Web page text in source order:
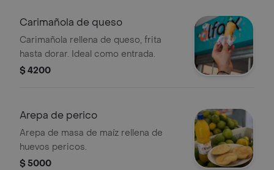
Carimañola de queso
Carimañola rellena de queso, frita
hasta dorar. Ideal como entrada.
$ 4200
Arepa de perico
Arepa de masa de maíz rellena de
huevos pericos.
$ 5000